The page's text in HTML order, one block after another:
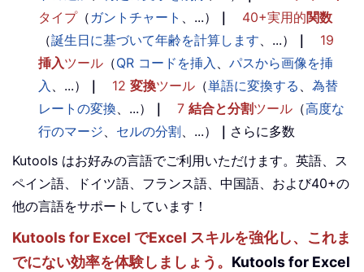
タイプ（ ガントチャート 、...） ｜ 40+実用的関数
（誕生日に基づいて年齢を計算します 、...） ｜
19
挿入ツール （QR コードを挿入
パスから画像を挿
入
、...） ｜ 12 変換ツール （単語に変換する
為替
レートの変換 、...） ｜ 7 結合と分割ツール （高度な
行のマージ
セルの分割 、...） ｜ さらに多数
Kutools はお好みの言語でご利用いただけます。英語、ス
ペイン語、ドイツ語、フランス語、中国語、および40+の
他の言語をサポートしています！
Kutools for Excel でExcel スキルを強化し、これま
でにない効率を体験しましょう。 Kutools for Excel